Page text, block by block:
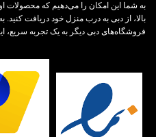
به شما این امکان را می‌دهیم که محصولات
بالا، از دبی به درب منزل خود دریافت کنید.
فروشگاه‌های دبی دیگر به یک تجربه سریع،